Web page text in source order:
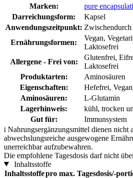
Marken:
pure
Darreichungsform:
Kapsel
Anwendungszeitpunkt: Zwischendurch
Ernährungsformen:
Vegan,
Laktosefrei
Allergene - Frei von:
Glutenfrei,
Laktosefrei
Produktarten:
Aminosäuren
Eigenschaften:
Hefefrei,
Aminosäuren:
L-Glutamin
Lagerhinweis:
kühl, trocken
Gut für:
Immunsystem
i Nahrungsergänzungsmittel dienen nicht
abwechslungsreiche ausgewogene
unerreichbar aufzubewahren.
Die empfohlene Tagesdosis darf nicht
Inhaltsstoffe
Inhaltsstoffepro max. Tagesdosis/-